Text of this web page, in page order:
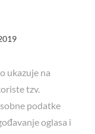
ukazuje na
tzv.
podatke
oglasa i